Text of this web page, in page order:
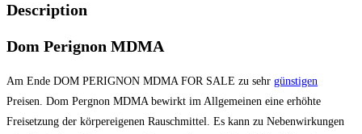
Description
Dom Perignon MDMA
Am Ende DOM PERIGNON MDMA FOR SALE zu sehr günstigen
Preisen. Dom Pergnоn MDMA bewirkt im Allgemeinen eine erhöhte
Freisetzung der körpereigenen Rauschmittel. Es kann zu Nebenwirkungen